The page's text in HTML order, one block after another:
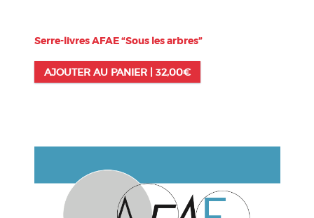
Serre-livres AFAE “Sous les arbres”
AJOUTER AU PANIER | 32,00€